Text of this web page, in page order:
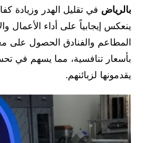
بالرياض في تقليل الهدر وزيادة
ينعكس إيجابياً على أداء الأعمال
المطاعم والفنادق الحصول على
بأسعار تنافسية، مما يسهم في
يقدمونها لزبائنهم.